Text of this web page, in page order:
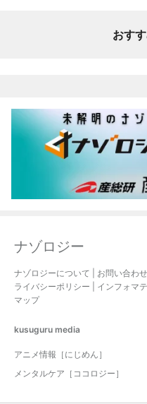
おす
ナゾロジー
ナゾロジーについて お問い合わせ
ライバシーポリシー
インフォマ
マップ
kusuguru media
アニメ情報［にじめん］
メンタルケア［ココロジー］